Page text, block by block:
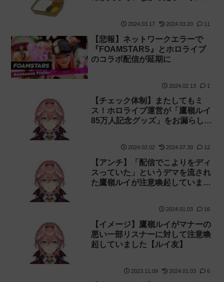
2024.03.17 2024.03.20 11
【悲報】ネットワークエラーで
『FOAMSTARS』とホロライブ
のコラボ配信が延期に
2024.02.13 1
【チェック体制】またしてもミ
ス！ホロライブ運営が「鷹嶺ルイ
85万人記念グッズ」をお漏らしし
2024.02.02 2024.07.30 12
【アンチ】「配信でこよりをディ
スっていた」というデマを流され
た鷹嶺ルイが注意喚起していまし
2024.01.03 16
【イメージ】鷹嶺ルイがマナーの
悪い一部リスナーに対して注意喚
起していました【ルイ友】
2023.11.09 2024.01.03 6